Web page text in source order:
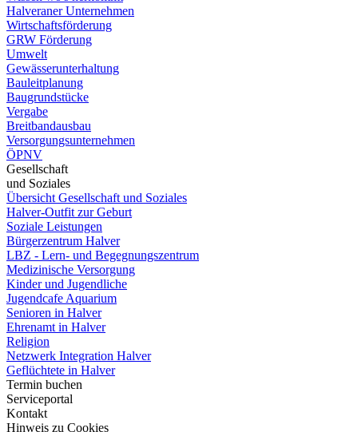
Halveraner Unternehmen
Wirtschaftsförderung
GRW Förderung
Umwelt
Gewässerunterhaltung
Bauleitplanung
Baugrundstücke
Vergabe
Breitbandausbau
Versorgungsunternehmen
ÖPNV
Gesellschaft
und Soziales
Übersicht Gesellschaft und Soziales
Halver-Outfit zur Geburt
Soziale Leistungen
Bürgerzentrum Halver
LBZ - Lern- und Begegnungszentrum
Medizinische Versorgung
Kinder und Jugendliche
Jugendcafe Aquarium
Senioren in Halver
Ehrenamt in Halver
Religion
Netzwerk Integration Halver
Geflüchtete in Halver
Termin buchen
Serviceportal
Kontakt
Hinweis zu Cookies